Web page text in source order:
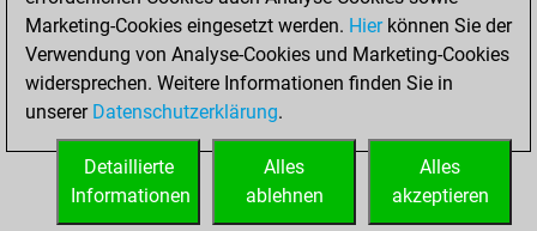
Türme auf der siebten
0
STARTSEITE
Marketing-Cookies eingesetzt werden. Hierkönnen Sie der
Verwendung von Analyse-Cookies und Marketing-Cookies
widersprechen. Weitere Informationen finden Sie in
unserer Datenschutzerklärung.
Alles
akzeptieren
Alles
ablehnen
Detaillierte
Informationen